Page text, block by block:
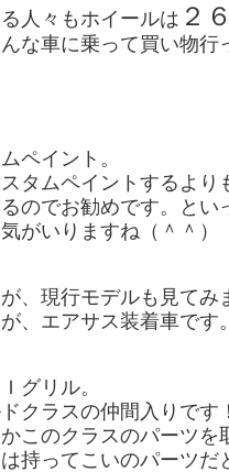
人々もホイールは ２
な車に乗って買い物
ペイント。
タムペイントするよ
のでお勧めです。とい
がいりますね（＾＾）
、現行モデルも見てみ
、エアサス装着車です。
グリル。
クラスの仲間入りです！
このクラスのパーツを
持ってこいのパーツだ